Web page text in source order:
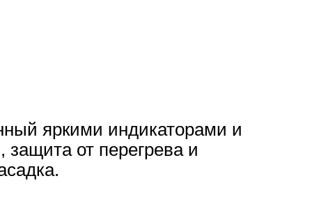
яркими индикаторами и
от перегрева и